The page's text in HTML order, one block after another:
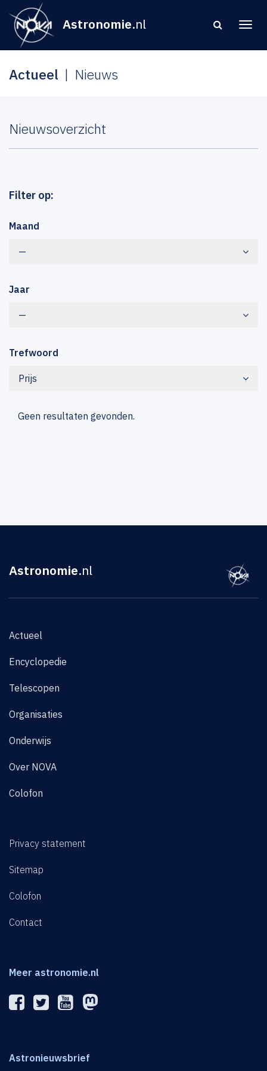
Astronomie.nl
Actueel Nieuws
Nieuwsoverzicht
Filter op:
Maand
—
Jaar
—
Trefwoord
Prijs
Geen resultaten gevonden.
Astronomie.nl
Actueel
Encyclopedie
Telescopen
Organisaties
Onderwijs
Over NOVA
Colofon
Privacy statement
Sitemap
Colofon
Contact
Meer astronomie.nl
Astronieuwsbrief